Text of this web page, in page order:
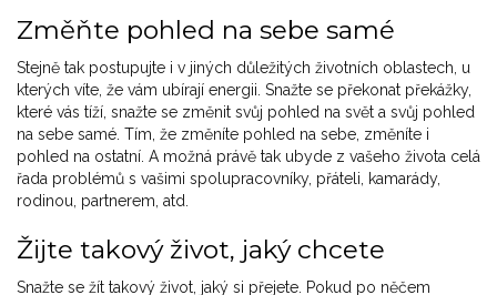
Změňte pohled na sebe samé
Stejně tak postupujte i v jiných důležitých životních oblastech, u
kterých víte, že vám ubírají energii. Snažte se překonat překážky,
které vás tíží, snažte se změnit svůj pohled na svět a svůj pohled
na sebe samé. Tím, že změníte pohled na sebe, změníte i
pohled na ostatní. A možná právě tak ubyde z vašeho života celá
řada problémů s vašimi spolupracovníky, přáteli, kamarády,
rodinou, partnerem, atd.
Žijte takový život, jaký chcete
Snažte se žít takový život, jaký si přejete. Pokud po něčem